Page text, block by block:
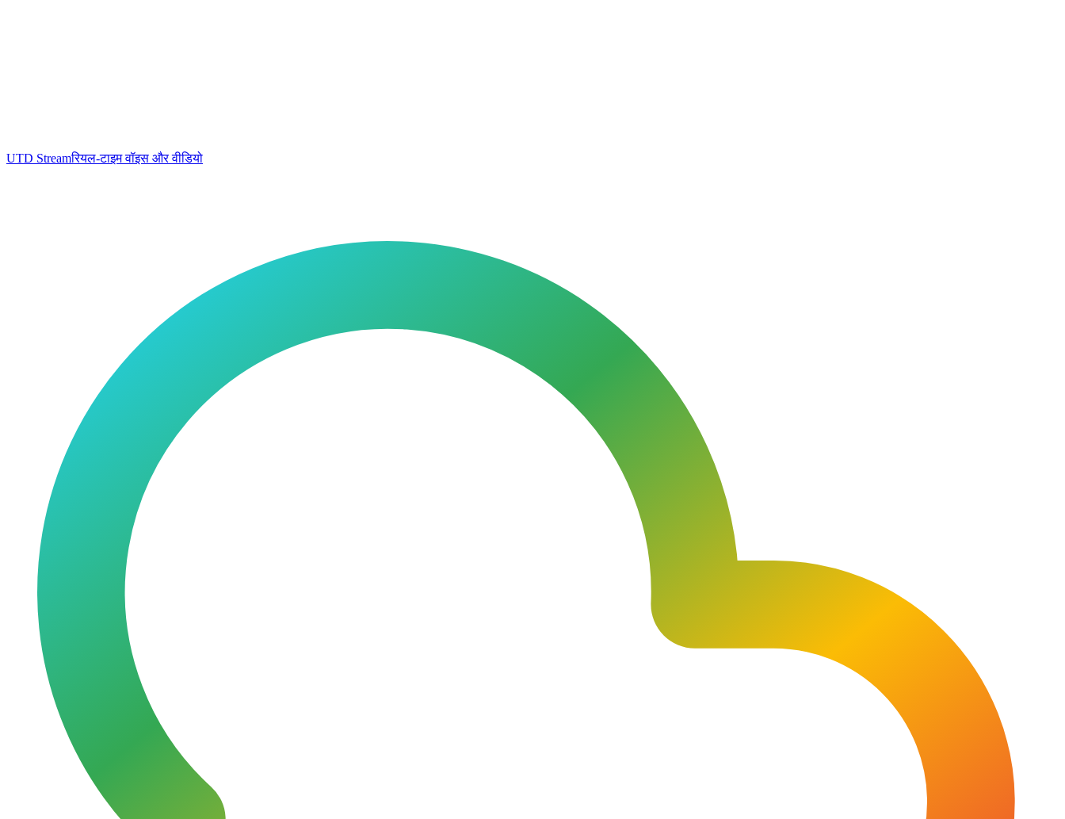
UTD Streamरियल-टाइम वॉइस और वीडियो